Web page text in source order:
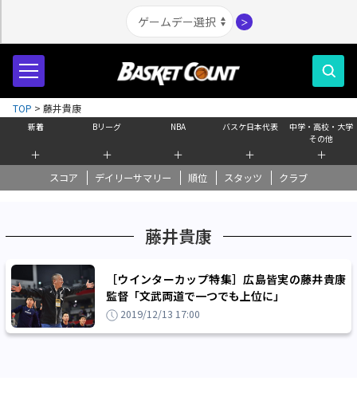
＞
新着
＋
Bリーグ
＋
NBA
＋
バスケ日本代表
＋
中学・高校・大学
その他
＋
スコア デイリーサマリー 順位 スタッツ クラブ
TOP > 藤井貴康
藤井貴康
［ウインターカップ特集］広島皆実の藤井貴康
監督「文武両道で一つでも上位に」
2019/12/13 17:00